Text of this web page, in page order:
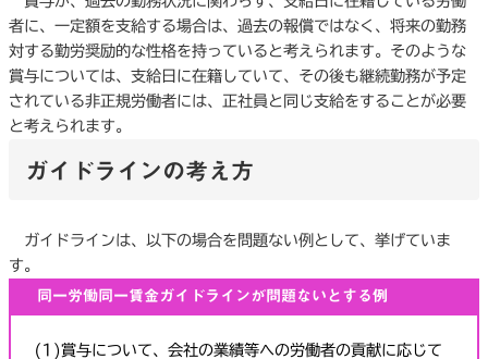
者に、一定額を支給する場合は、過去の報償ではなく、将来の勤務
対する勤労奨励的な性格を持っていると考えられます。そのような
賞与については、支給日に在籍していて、その後も継続勤務が予定
されている非正規労働者には、正社員と同じ支給をすることが必要
と考えられます。
ガイドラインの考え方
ガイドラインは、以下の場合を問題ない例として、挙げていま
す。
同一労働同一賃金ガイドラインが問題ないとする例
(1)賞与について、会社の業績等への労働者の貢献に応じて